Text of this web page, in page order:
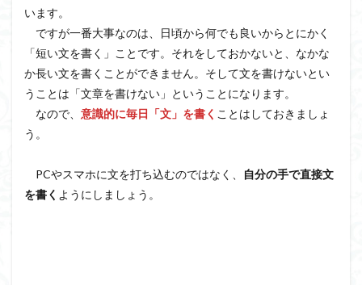
います。
ですが一番大事なのは、日頃から何でも良いからとにかく
「短い文を書く」ことです。それをしておかないと、なかな
か長い文を書くことができません。そして文を書けないとい
うことは「文章を書けない」ということになります。
なので、 意識的に毎日「文」を書く ことはしておきましょ
う。
PCやスマホに文を打ち込むのではなく、
自分の手で直接文
を書く ようにしましょう。